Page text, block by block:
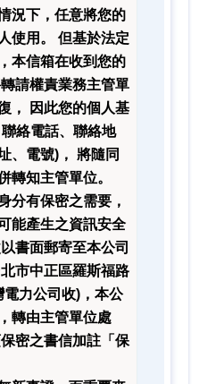
況下，任意將您的
使用。 但基於法定
本信箱在收到您的
請權責業務主管單
， 因此您的個人基
絡電話、聯絡地
、電號)， 將隨同
轉知主管單位。
分有保密之需要，
能產生之資訊安全
書面郵寄至本公司
市中正區羅斯福路
力公司收)，本公
轉由主管單位處
密之書信加註「保